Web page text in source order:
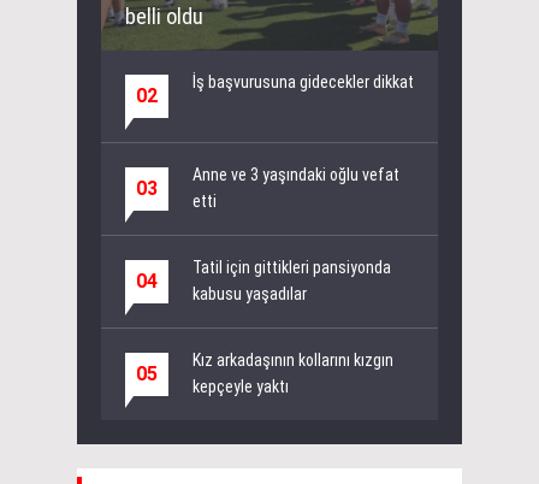
belli oldu
02
İş başvurusuna gidecekler dikkat
03
Anne ve 3 yaşındaki oğlu vefat
etti
04
Tatil için gittikleri pansiyonda
kabusu yaşadılar
05
Kız arkadaşının kollarını kızgın
kepçeyle yaktı